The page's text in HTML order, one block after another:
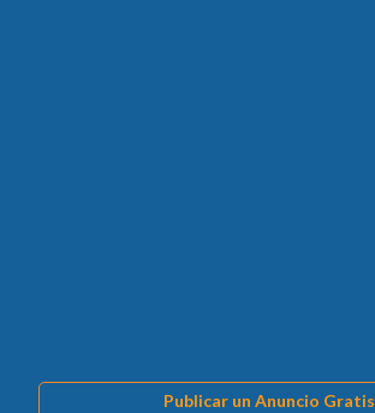
Publicar un Anuncio Gratis